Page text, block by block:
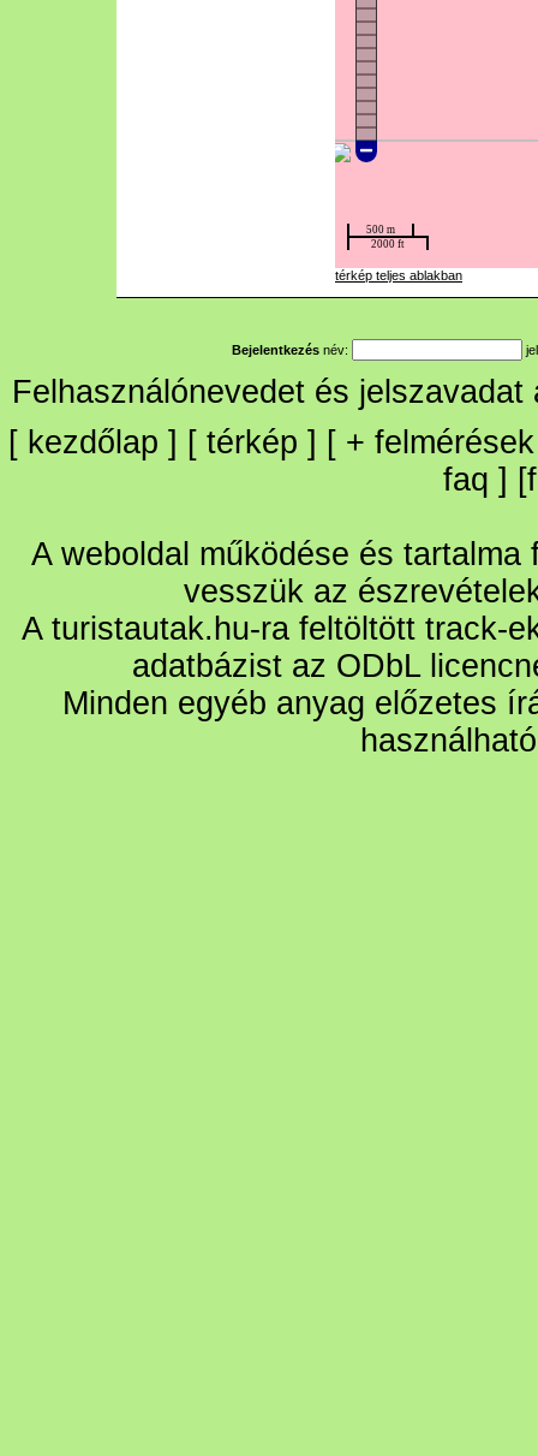
térkép teljes ablakban
Bejelentkezés név:
Felhasználónevedet és
[ kezdőlap ] [ térkép ] [ + felmérések
faq ] [
A weboldal működése és
vesszük az
A turistautak.hu-ra feltöltött track-
adatbázist az ODbL
Minden egyéb anyag előzetes